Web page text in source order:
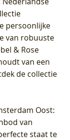
persoonlijke
van robuuste
& Rose
van een
de collectie
Oost:
van
staat te